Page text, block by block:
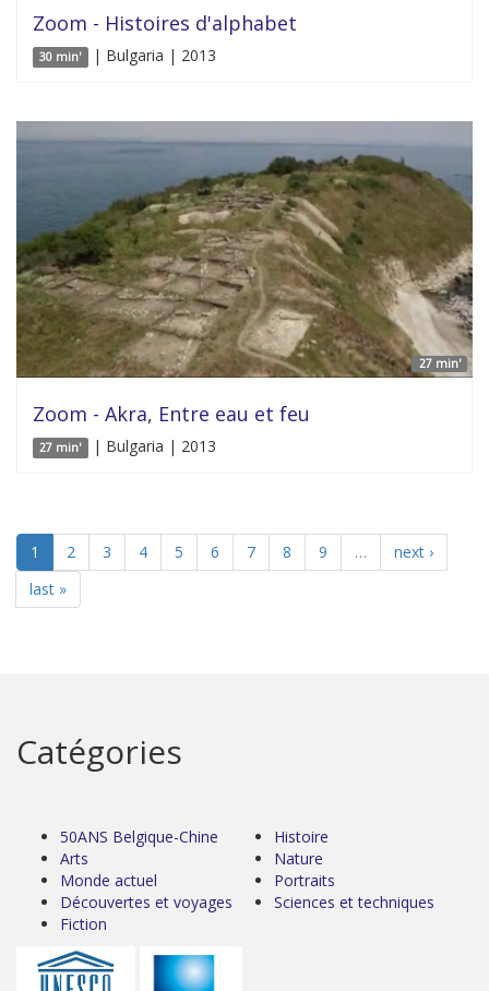
Zoom - Histoires d'alphabet
30 min' | Bulgaria | 2013
27 min'
Zoom - Akra, Entre eau et feu
27 min' | Bulgaria | 2013
1 2 3 4 5 6 7 8 9 …
next ›
last »
Catégories
50ANS Belgique-Chine
Arts
Monde actuel
Découvertes et voyages
Fiction
Histoire
Nature
Portraits
Sciences et techniques